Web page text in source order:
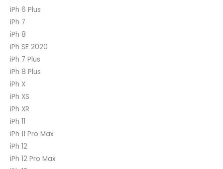
iPh 6 Plus
iPh 7
iPh 8
iPh SE 2020
iPh 7 Plus
iPh 8 Plus
iPh X
iPh XS
iPh XR
iPh 11
iPh 11 Pro Max
iPh 12
iPh 12 Pro Max